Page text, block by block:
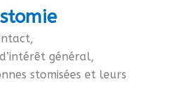
général,
stomisées et leurs